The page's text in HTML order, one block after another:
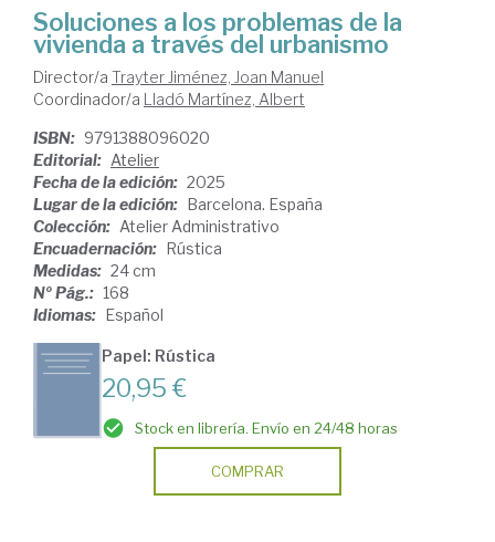
Soluciones a los problemas de la
vivienda a través del urbanismo
Director/a Trayter Jiménez, Joan Manuel
Coordinador/a Lladó Martínez, Albert
ISBN: 9791388096020
Editorial: Atelier
Fecha de la edición: 2025
Lugar de la edición:
Barcelona. España
Colección: Atelier Administrativo
Encuadernación:
Rústica
Medidas: 24 cm
Nº Pág.: 168
Idiomas:
Español
Papel: Rústica
20,95 €
Stock en librería. Envío en 24/48 horas
COMPRAR